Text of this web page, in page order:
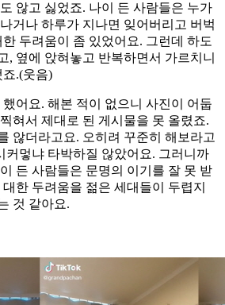
않고 싫었죠. 나이 든 사람들은 누가
거나 하루가 지나면 잊어버리고 버벅
두려움이 좀 있었어요. 그런데 하도
, 옆에 앉혀놓고 반복하면서 가르치니
죠.(웃음)
어요. 해본 적이 없으니 사진이 어둡
혀서 제대로 된 게시물을 못 올렸죠.
않더라고요. 오히려 꾸준히 해보라고
커멓냐 타박하질 않았어요. 그러니까
든 사람들은 문명의 이기를 잘 못 받
한 두려움을 젊은 세대들이 두렵지
것 같아요.